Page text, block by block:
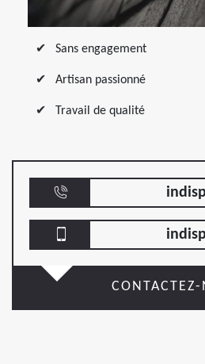
Sans engagement
Artisan passionné
Travail de qualité
CONTACTEZ-